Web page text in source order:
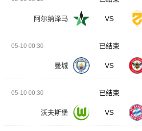
阿尔纳泽马 VS
05-10 00:30
曼城 VS
已结束
05-10 00:30
沃夫斯堡 VS
已结束